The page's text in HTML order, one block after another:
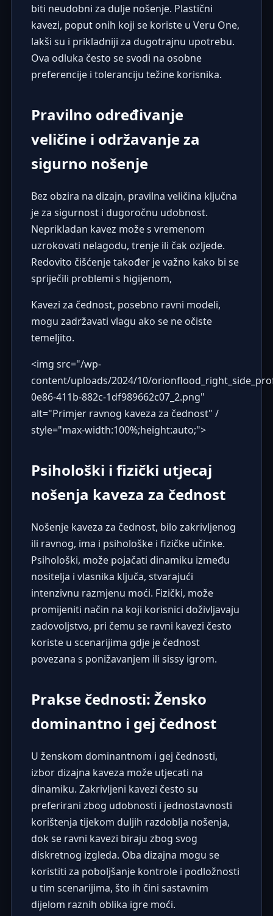
biti neudobni za dulje nošenje. Plastični
kavezi, poput onih koji se koriste u Veru One,
lakši su i prikladniji za dugotrajnu upotrebu.
Ova odluka često se svodi na osobne
preferencije i toleranciju težine korisnika.
Pravilno određivanje
veličine i održavanje za
sigurno nošenje
Bez obzira na dizajn, pravilna veličina ključna
je za sigurnost i dugoročnu udobnost.
Neprikladan kavez može s vremenom
uzrokovati nelagodu, trenje ili čak ozljede.
Redovito čišćenje također je važno kako bi se
spriječili problemi s higijenom,
Kavezi za čednost, posebno ravni modeli,
mogu zadržavati vlagu ako se ne očiste
temeljito.
<img src="/wp-
content/uploads/2024/10/
0e86-411b-882c-1df989662c07_2.png"
alt="Primjer ravnog kaveza za čednost" /
style="max-width:100%;height:auto;">
Psihološki i fizički utjecaj
nošenja kaveza za čednost
Nošenje kaveza za čednost, bilo zakrivljenog
ili ravnog, ima i psihološke i fizičke učinke.
Psihološki, može pojačati dinamiku između
nositelja i vlasnika ključa, stvarajući
intenzivnu razmjenu moći. Fizički, može
promijeniti način na koji korisnici doživljavaju
zadovoljstvo, pri čemu se ravni kavezi često
koriste u scenarijima gdje je čednost
povezana s ponižavanjem ili sissy igrom.
Prakse čednosti: Žensko
dominantno i gej čednost
U ženskom dominantnom i gej čednosti,
izbor dizajna kaveza može utjecati na
dinamiku. Zakrivljeni kavezi često su
preferirani zbog udobnosti i jednostavnosti
korištenja tijekom duljih razdoblja nošenja,
dok se ravni kavezi biraju zbog svog
diskretnog izgleda. Oba dizajna mogu se
koristiti za poboljšanje kontrole i podložnosti
u tim scenarijima, što ih čini sastavnim
dijelom raznih oblika igre moći.